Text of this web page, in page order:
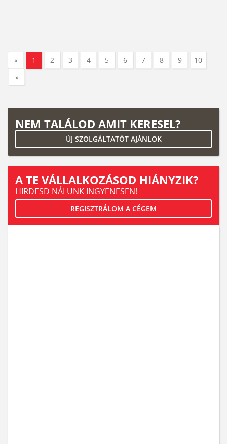
« 1 2 3 4 5 6 7 8 9
10
»
NEM TALÁLOD AMIT KERESEL?
ÚJ SZOLGÁLTATÓT AJÁNLOK
A TE VÁLLALKOZÁSOD HIÁNYZIK?
HIRDESD NÁLUNK INGYENESEN!
REGISZTRÁLOM A CÉGEM